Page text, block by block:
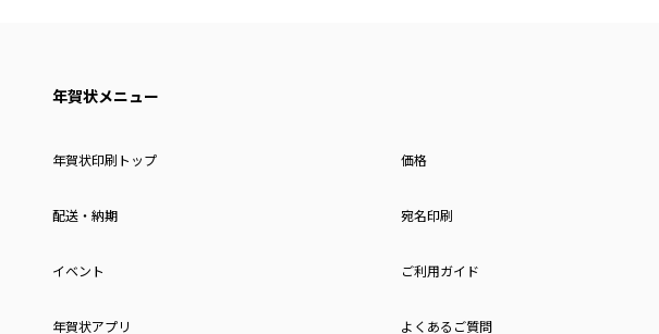
年賀状メニュー
年賀状印刷トップ 価格
配送・納期 宛名印刷
イベント ご利用ガイド
年賀状アプリ よくあるご質問